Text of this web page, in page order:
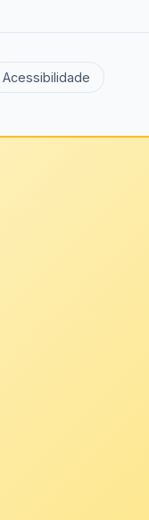
Acessibilidade